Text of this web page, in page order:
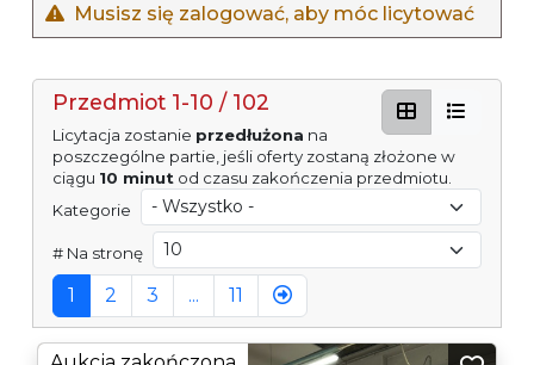
Musisz się zalogować, aby móc licytować
Przedmiot 1-10 / 102
Licytacja zostanie przedłużona na
poszczególne partie, jeśli oferty zostaną złożone w
ciągu 10 minut od czasu zakończenia przedmiotu.
Kategorie
# Na stronę
1 2 3 ... 11